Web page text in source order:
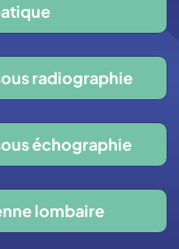
radiographie
échographie
lombaire